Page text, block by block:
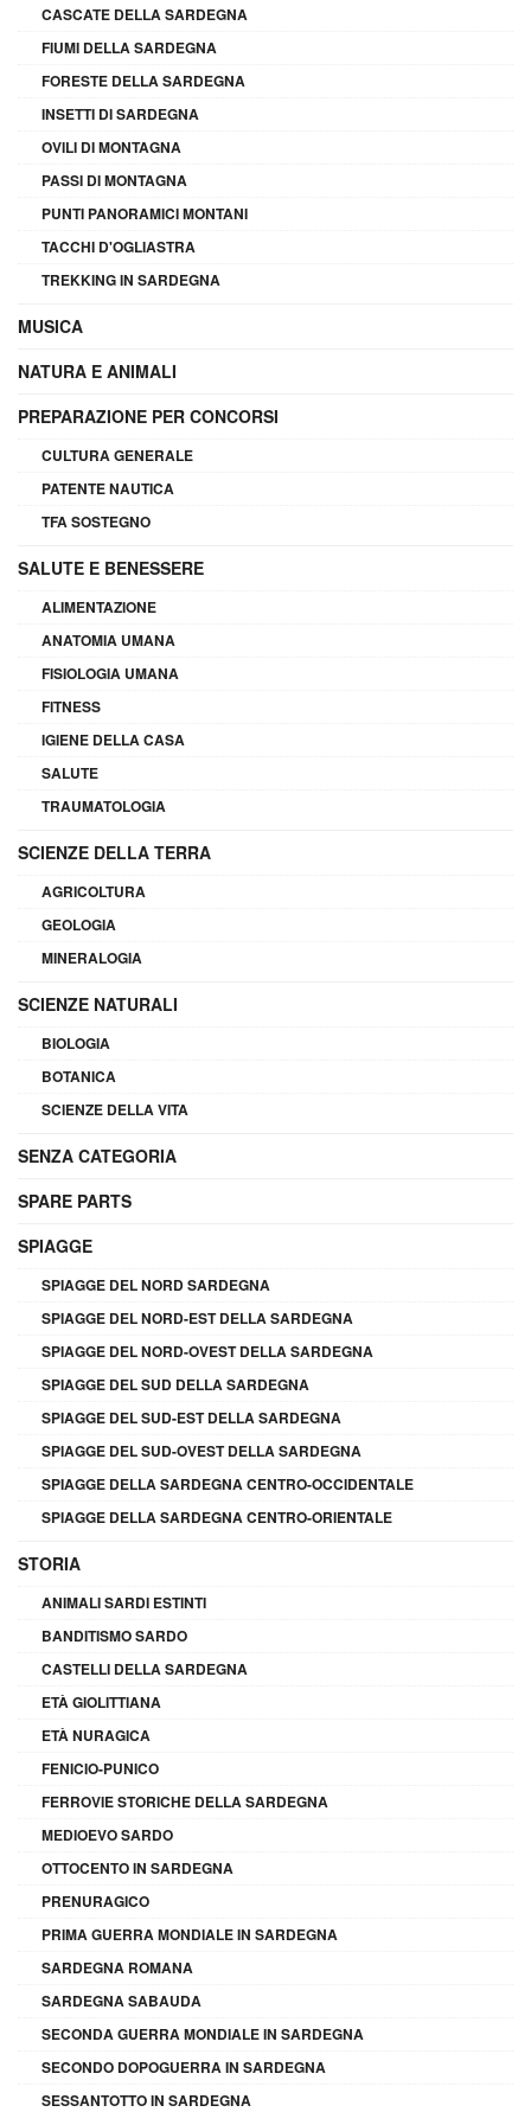
CASCATE DELLA SARDEGNA
FIUMI DELLA SARDEGNA
FORESTE DELLA SARDEGNA
INSETTI DI SARDEGNA
OVILI DI MONTAGNA
PASSI DI MONTAGNA
PUNTI PANORAMICI MONTANI
TACCHI D'OGLIASTRA
TREKKING IN SARDEGNA
MUSICA
NATURA E ANIMALI
PREPARAZIONE PER CONCORSI
CULTURA GENERALE
PATENTE NAUTICA
TFA SOSTEGNO
SALUTE E BENESSERE
ALIMENTAZIONE
ANATOMIA UMANA
FISIOLOGIA UMANA
FITNESS
IGIENE DELLA CASA
SALUTE
TRAUMATOLOGIA
SCIENZE DELLA TERRA
AGRICOLTURA
GEOLOGIA
MINERALOGIA
SCIENZE NATURALI
BIOLOGIA
BOTANICA
SCIENZE DELLA VITA
SENZA CATEGORIA
SPARE PARTS
SPIAGGE
SPIAGGE DEL NORD SARDEGNA
SPIAGGE DEL NORD-EST DELLA SARDEGNA
SPIAGGE DEL NORD-OVEST DELLA SARDEGNA
SPIAGGE DEL SUD DELLA SARDEGNA
SPIAGGE DEL SUD-EST DELLA SARDEGNA
SPIAGGE DEL SUD-OVEST DELLA SARDEGNA
SPIAGGE DELLA SARDEGNA CENTRO-OCCIDENTALE
SPIAGGE DELLA SARDEGNA CENTRO-ORIENTALE
STORIA
ANIMALI SARDI ESTINTI
BANDITISMO SARDO
CASTELLI DELLA SARDEGNA
ETÀ GIOLITTIANA
ETÀ NURAGICA
FENICIO-PUNICO
FERROVIE STORICHE DELLA SARDEGNA
MEDIOEVO SARDO
OTTOCENTO IN SARDEGNA
PRENURAGICO
PRIMA GUERRA MONDIALE IN SARDEGNA
SARDEGNA ROMANA
SARDEGNA SABAUDA
SECONDA GUERRA MONDIALE IN SARDEGNA
SECONDO DOPOGUERRA IN SARDEGNA
SESSANTOTTO IN SARDEGNA